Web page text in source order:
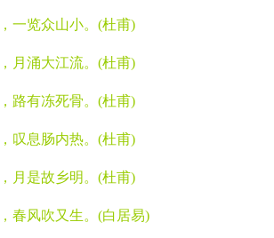
一览众山小。 (杜甫)
月涌大江流。 (杜甫)
路有冻死骨。 (杜甫)
叹息肠内热。 (杜甫)
月是故乡明。 (杜甫)
春风吹又生。 (白居易)